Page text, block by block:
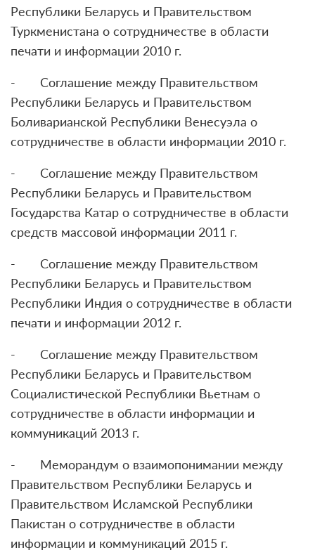
Республики Беларусь и Правительством
Туркменистана о сотрудничестве в области
печати и информации 2010 г.
- Соглашение между Правительством
Республики Беларусь и Правительством
Боливарианской Республики Венесуэла о
сотрудничестве в области информации 2010 г.
- Соглашение между Правительством
Республики Беларусь и Правительством
Государства Катар о сотрудничестве в области
средств массовой информации 2011 г.
- Соглашение между Правительством
Республики Беларусь и Правительством
Республики Индия о сотрудничестве в области
печати и информации 2012 г.
- Соглашение между Правительством
Республики Беларусь и Правительством
Социалистической Республики Вьетнам о
сотрудничестве в области информации и
коммуникаций 2013 г.
- Меморандум о взаимопонимании между
Правительством Республики Беларусь и
Правительством Исламской Республики
Пакистан о сотрудничестве в области
информации и коммуникаций 2015 г.